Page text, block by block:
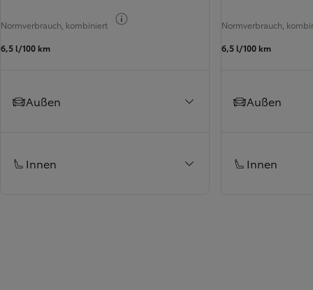
Normverbrauch, kombiniert
6,5 l/100 km
Außen
Innen
Normverbrauch,
6,5 l/100 km
Außen
Innen